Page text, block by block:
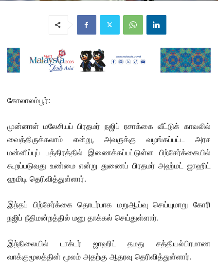
கோலாலம்பூர்:
முன்னாள் மலேசியப் பிரதமர் நஜிப் ரசாக்கை வீட்டுக் காவலில்
வைத்திருக்கலாம் என்று, அவருக்கு வழங்கப்பட்ட அரச
மன்னிப்புப் பத்திரத்தில் இணைக்கப்பட்டுள்ள பிற்சேர்க்கையில்
கூறப்படுவது உண்மை என்று துணைப் பிரதமர் அஹ்மட் ஜாஹிட்
ஹமிடி தெரிவித்துள்ளார்.
இந்தப் பிற்சேர்க்கை தொடர்பாக மறுஆய்வு செய்யுமாறு கோரி
நஜிப் நீதிமன்றத்தில் மனு தாக்கல் செய்துள்ளார்.
இந்நிலையில் டாக்டர் ஜாஹிட் தமது சத்தியல்பிரமாண
வாக்குமூலத்தின் மூலம் அதற்கு ஆதரவு தெரிவித்துள்ளார்.